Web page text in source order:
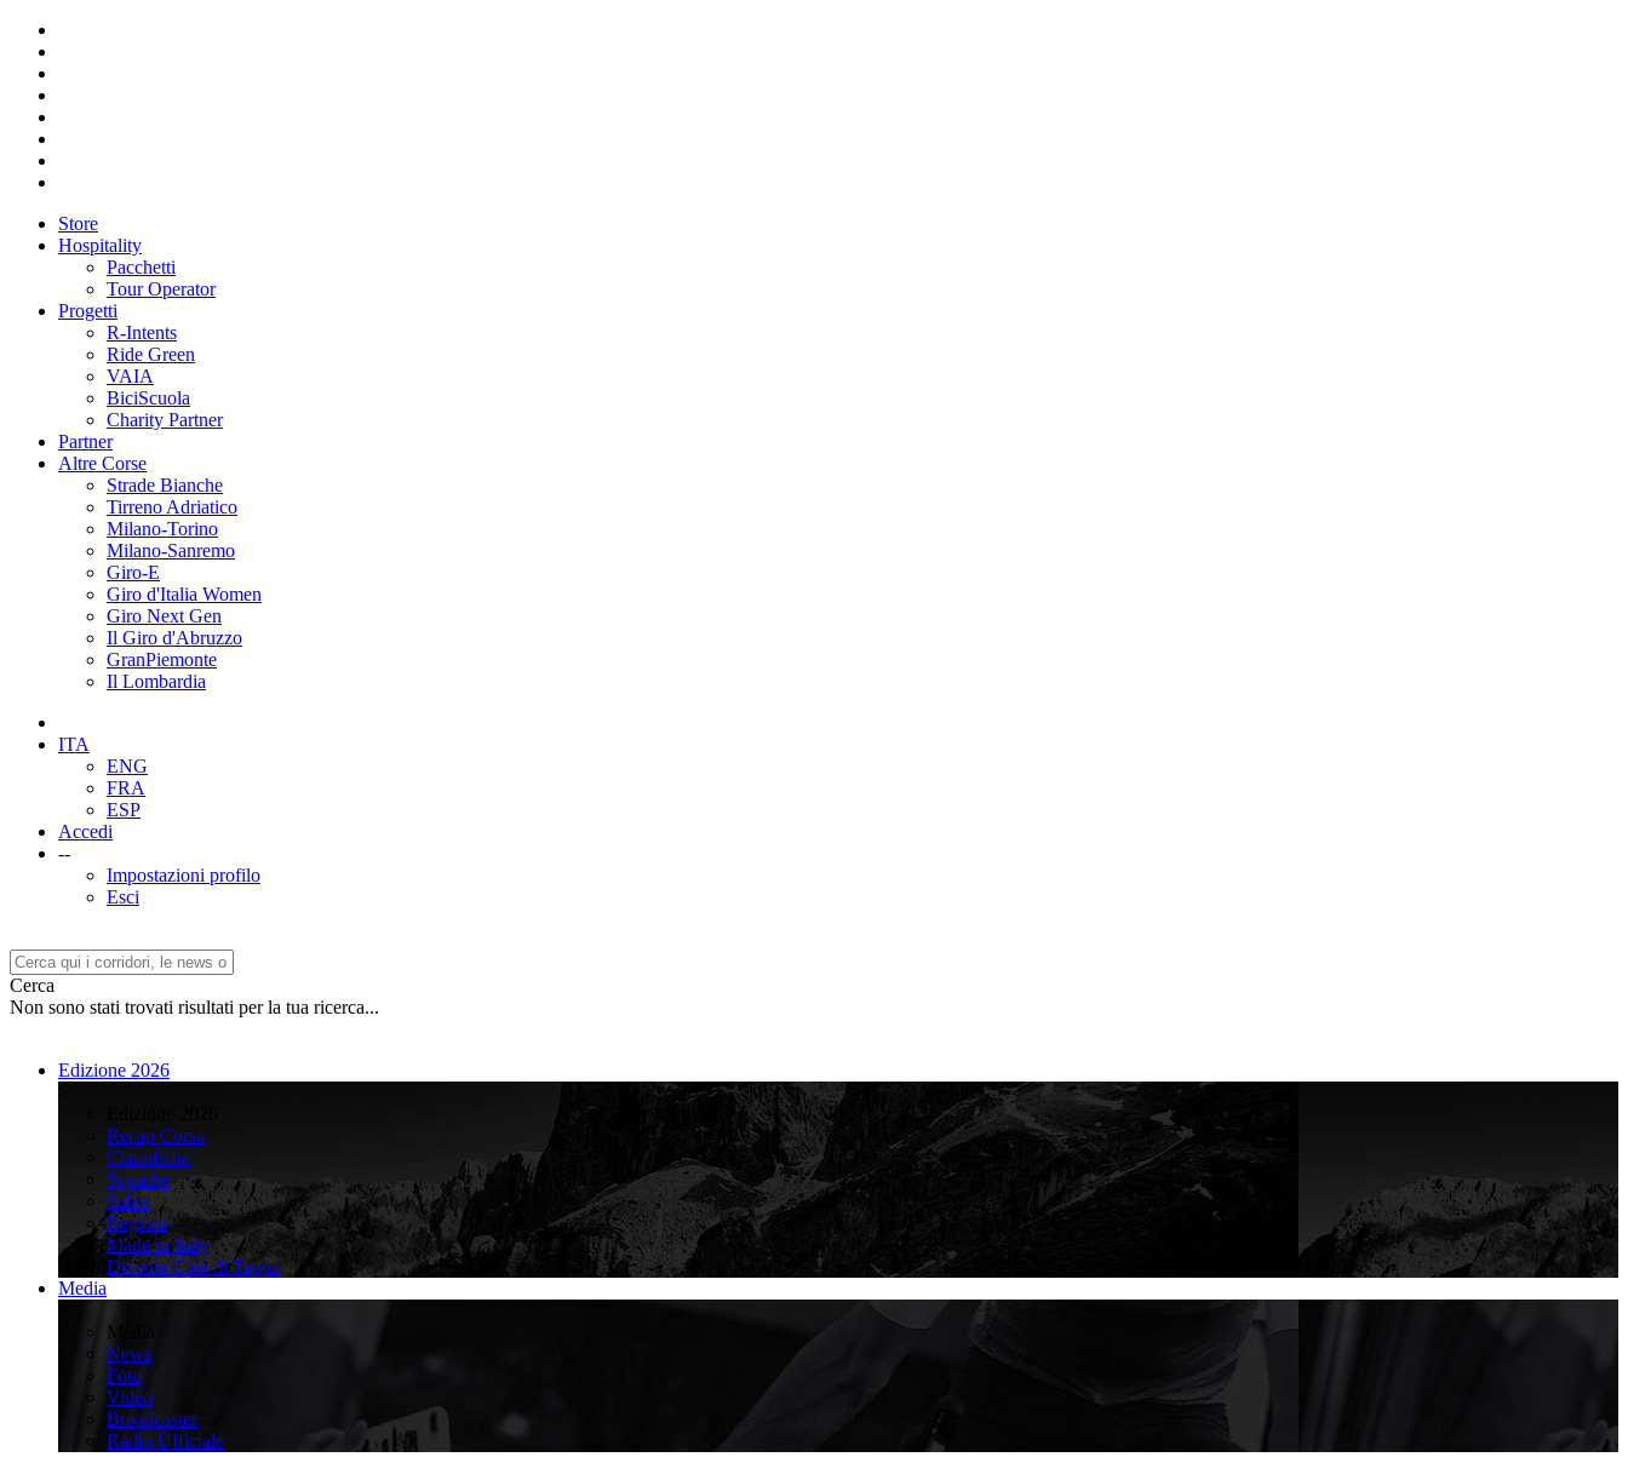
Store
Hospitality
Pacchetti
Tour Operator
Progetti
R-Intents
Ride Green
VAIA
BiciScuola
Charity Partner
Partner
Altre Corse
Strade Bianche
Tirreno Adriatico
Milano-Torino
Milano-Sanremo
Giro-E
Giro d'Italia Women
Giro Next Gen
Il Giro d'Abruzzo
GranPiemonte
Il Lombardia
ITA
ENG
FRA
ESP
Accedi
--
Impostazioni profilo
Esci
Cerca
Non sono stati trovati risultati per la tua ricerca...
Edizione 2026
Recap Corsa
Classifiche
Squadre
Salite
Regioni
Made in Italy
Diventa Città di Tappa
Media
Media
News
Foto
Video
Broadcaster
Radio Ufficiale